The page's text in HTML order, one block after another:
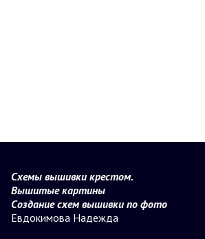
Схемы вышивки крестом.
Вышитые картины
Создание схем вышивки по фото
Евдокимова Надежда